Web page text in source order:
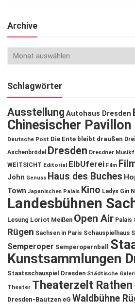
Archive
Schlagwörter
Ausstellung Autohaus Dresden
Chinesischer Pavillon
Deutsche Post Die Ente bleibt draußen
Aschenbrödel
Dresden Dresdner
WEITSICHT Editorial ElbUferei Film
John Genuss Haus des Buches
Town Japanisches Palais Kino Ladys Gin
Landesbühnen
Lesung Loriot Meißen Open Air Palais
Rügen Sachsen in Paris Schauspielhaus
Semperoper Semperopernball
Kunstsammlungen
Staatsschauspiel Dresden Städtische
Theater Theaterzelt Rathen
Dresden-Bautzen eG Waldbühne